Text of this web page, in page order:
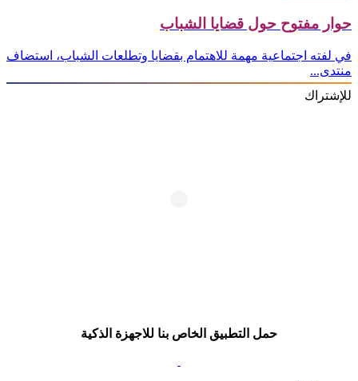
حوار مفتوح حول قضايا الشباب
في لفته اجتماعية مهمة للاهتمام بقضايا وتطلعات الشباب، استضاف
منتدى...
للإشتراك
حمل التطبيق الخاص بنا للاجهزة الذكية